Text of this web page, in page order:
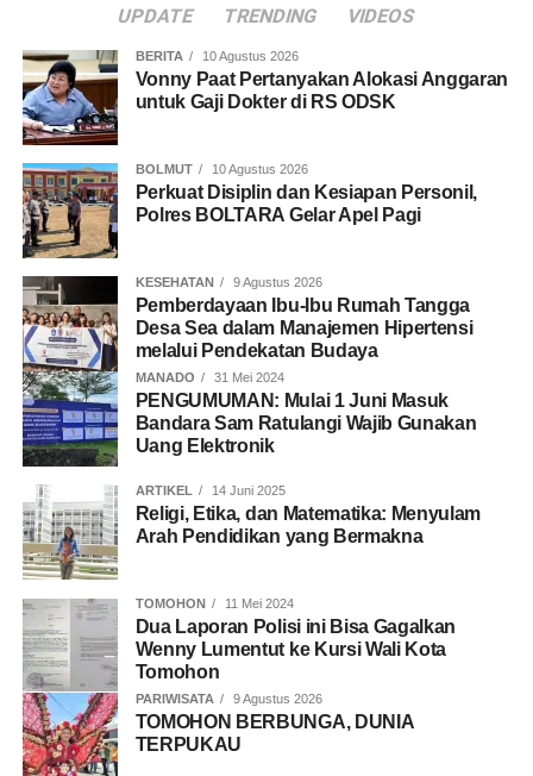
UPDATE TRENDING VIDEOS
BERITA 10 Agustus 2026
Vonny Paat Pertanyakan Alokasi Anggaran
untuk Gaji Dokter di RS ODSK
BOLMUT 10 Agustus 2026
Perkuat Disiplin dan Kesiapan Personil,
Polres BOLTARA Gelar Apel Pagi
KESEHATAN 9 Agustus 2026
Pemberdayaan Ibu-Ibu Rumah Tangga
Desa Sea dalam Manajemen Hipertensi
melalui Pendekatan Budaya
MANADO 31 Mei 2024
PENGUMUMAN: Mulai 1 Juni Masuk
Bandara Sam Ratulangi Wajib Gunakan
Uang Elektronik
ARTIKEL 14 Juni 2025
Religi, Etika, dan Matematika: Menyulam
Arah Pendidikan yang Bermakna
TOMOHON 11 Mei 2024
Dua Laporan Polisi ini Bisa Gagalkan
Wenny Lumentut ke Kursi Wali Kota
Tomohon
PARIWISATA 9 Agustus 2026
TOMOHON BERBUNGA, DUNIA
TERPUKAU